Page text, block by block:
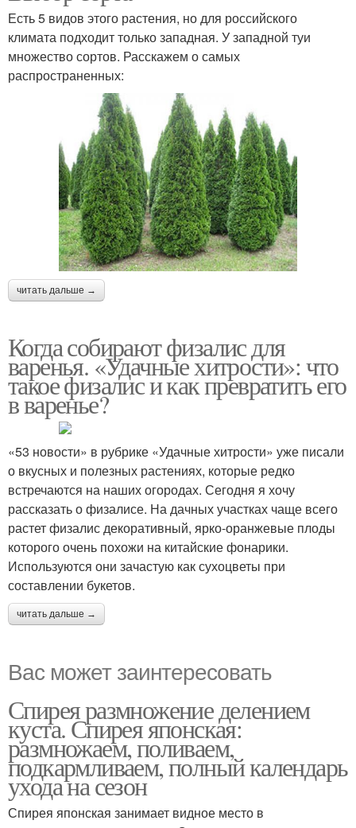
Есть 5 видов этого растения, но для российского
климата подходит только западная. У западной туи
множество сортов. Расскажем о самых
распространенных:
читать дальше →
Когда собирают физалис для
варенья. «Удачные хитрости»: что
такое физалис и как превратить его
в варенье?
«53 новости» в рубрике «Удачные хитрости» уже писали
о вкусных и полезных растениях, которые редко
встречаются на наших огородах. Сегодня я хочу
рассказать о физалисе. На дачных участках чаще всего
растет физалис декоративный, ярко-оранжевые плоды
которого очень похожи на китайские фонарики.
Используются они зачастую как сухоцветы при
составлении букетов.
читать дальше →
Вас может заинтересовать
Спирея размножение делением
куста. Спирея японская:
размножаем, поливаем,
подкармливаем, полный календарь
ухода на сезон
Спирея японская занимает видное место в